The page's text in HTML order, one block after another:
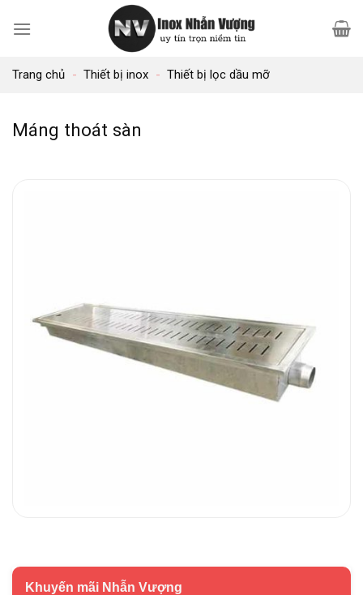
qua
dungTrang chủ - Thiết bị inox - Thiết bị lọc dầu mỡ
Máng thoát sàn
Khuyến mãi Nhẫn Vượng